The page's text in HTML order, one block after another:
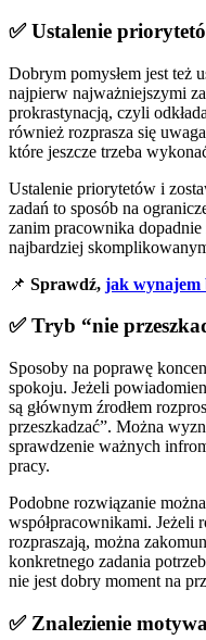
✅ Ustalenie
Dobrym pomysłem jest też
najpierw najważniejszymi
prokrastynacją, czyli
również rozprasza się
które jeszcze trzeba
Ustalenie priorytetów i
zadań to sposób na
zanim pracownika dopadnie
najbardziej
📌 Sprawdź, jak wynajem
✅ Tryb “nie
Sposoby na poprawę
spokoju. Jeżeli
są głównym źrodłem
przeszkadzać”. Można
sprawdzenie ważnych
pracy.
Podobne rozwiązanie
współpracownikami. Jeżeli
rozpraszają, można
konkretnego zadania
nie jest dobry moment na
✅ Znalezienie